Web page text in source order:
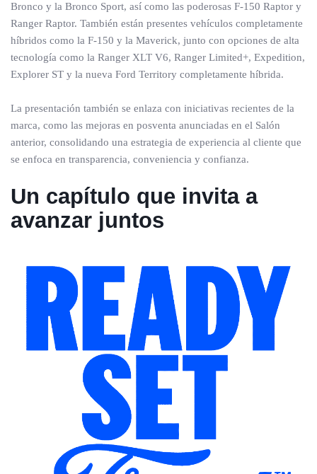
Bronco y la Bronco Sport, así como las poderosas F-150 Raptor y
Ranger Raptor. También están presentes vehículos completamente
híbridos como la F-150 y la Maverick, junto con opciones de alta
tecnología como la Ranger XLT V6, Ranger Limited+, Expedition,
Explorer ST y la nueva Ford Territory completamente híbrida.
La presentación también se enlaza con iniciativas recientes de la
marca, como las mejoras en posventa anunciadas en el Salón
anterior, consolidando una estrategia de experiencia al cliente que
se enfoca en transparencia, conveniencia y confianza.
Un capítulo que invita a
avanzar juntos